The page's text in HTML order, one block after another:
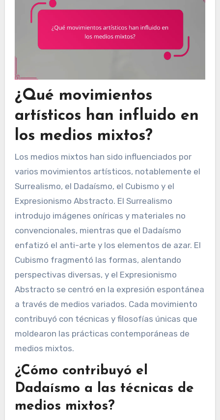
¿Qué movimientos
artísticos han influido en
los medios mixtos?
Los medios mixtos han sido influenciados por
varios movimientos artísticos, notablemente el
Surrealismo, el Dadaísmo, el Cubismo y el
Expresionismo Abstracto. El Surrealismo
introdujo imágenes oníricas y materiales no
convencionales, mientras que el Dadaísmo
enfatizó el anti-arte y los elementos de azar. El
Cubismo fragmentó las formas, alentando
perspectivas diversas, y el Expresionismo
Abstracto se centró en la expresión espontánea
a través de medios variados. Cada movimiento
contribuyó con técnicas y filosofías únicas que
moldearon las prácticas contemporáneas de
medios mixtos.
¿Cómo contribuyó el
Dadaísmo a las técnicas de
medios mixtos?